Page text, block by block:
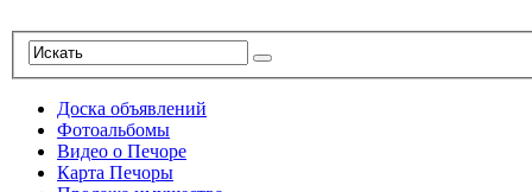
Доска объявлений
Фотоальбомы
Видео о Печоре
Карта Печоры